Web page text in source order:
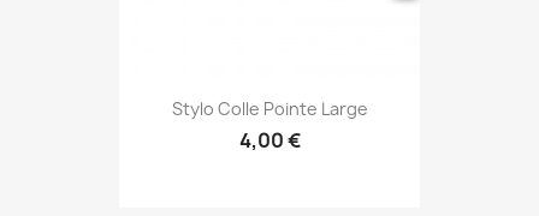
Stylo Colle Pointe Large
4,00 €